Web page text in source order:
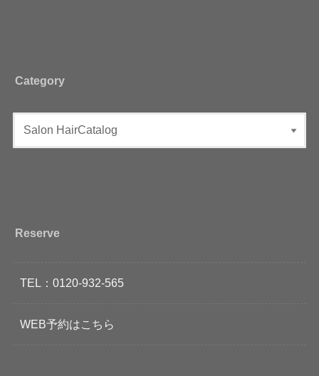
Category
Reserve
TEL：0120-932-565
WEB予約はこちら